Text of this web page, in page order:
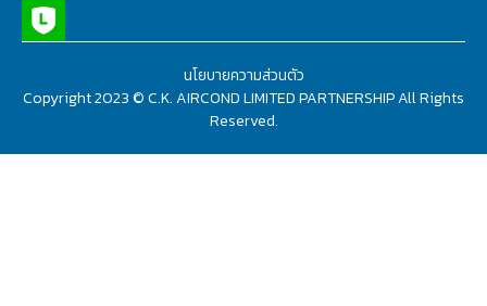
Copyright 2023 © C.K. AIRCOND LIMITED PARTNERSHIP All Rights
Reserved.
นโยบายความส่วนตัว